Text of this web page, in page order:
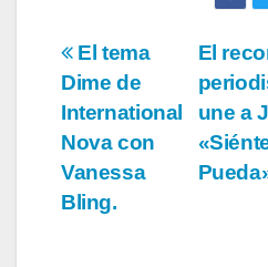
Navegación
de
entradas
El
une a
El tema
Dime de
International
Nova con
Vanessa
Bling.